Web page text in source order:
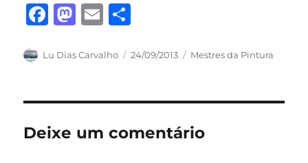
F
c
b
o
o
M
st
d
o
n
E
ai a
Autor
Lu Dias Carvalho
Publicado
24/09/2013 Categorias
Mestres da Pintura
Deixe um comentário